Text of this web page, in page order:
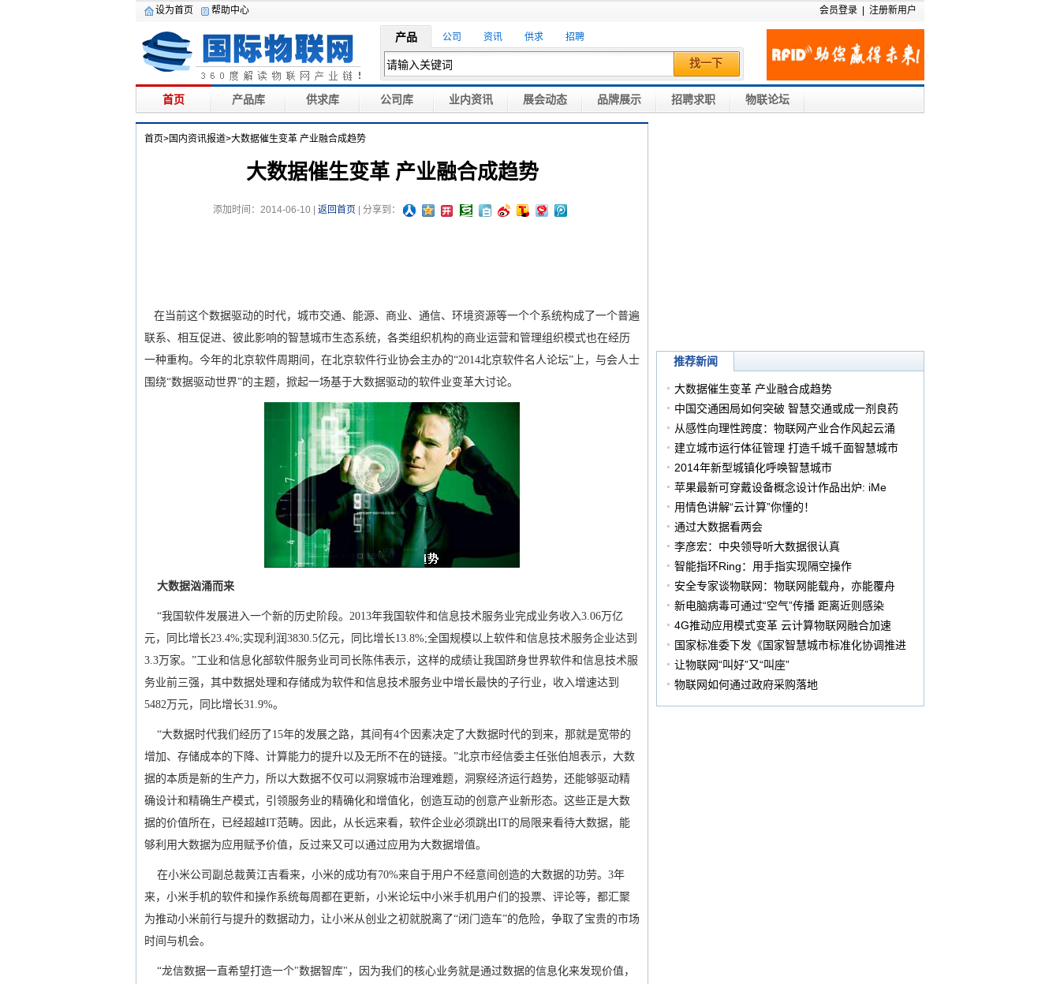
设为首页 帮助中心 会员登录 注册新用户
产品 公司 资讯 供求 招聘
找一下
首页 产品库 供求库 公司库 业内资讯 展会动态 品牌展示 招聘求职 物联论坛
首页>国内资讯报道>大数据催生变革 产业融合成趋势
大数据催生变革 产业融合成趋势
添加时间：2014-06-10 | 返回首页 | 分享到：
在当前这个数据驱动的时代，城市交通、能源、商业、通信、环境资源等一个个系统构成了一个普遍
联系、相互促进、彼此影响的智慧城市生态系统，各类组织机构的商业运营和管理组织模式也在经历
一种重构。今年的北京软件周期间，在北京软件行业协会主办的“2014北京软件名人论坛”上，与会人士
围绕“数据驱动世界”的主题，掀起一场基于大数据驱动的软件业变革大讨论。
大数据汹涌而来
“我国软件发展进入一个新的历史阶段。2013年我国软件和信息技术服务业完成业务收入3.06万亿
元，同比增长23.4%;实现利润3830.5亿元，同比增长13.8%;全国规模以上软件和信息技术服务企业达到
3.3万家。”工业和信息化部软件服务业司司长陈伟表示，这样的成绩让我国跻身世界软件和信息技术服
务业前三强，其中数据处理和存储成为软件和信息技术服务业中增长最快的子行业，收入增速达到
5482万元，同比增长31.9%。
“大数据时代我们经历了15年的发展之路，其间有4个因素决定了大数据时代的到来，那就是宽带的
增加、存储成本的下降、计算能力的提升以及无所不在的链接。”北京市经信委主任张伯旭表示，大数
据的本质是新的生产力，所以大数据不仅可以洞察城市治理难题，洞察经济运行趋势，还能够驱动精
确设计和精确生产模式，引领服务业的精确化和增值化，创造互动的创意产业新形态。这些正是大数
据的价值所在，已经超越IT范畴。因此，从长远来看，软件企业必须跳出IT的局限来看待大数据，能
够利用大数据为应用赋予价值，反过来又可以通过应用为大数据增值。
在小米公司副总裁黄江吉看来，小米的成功有70%来自于用户不经意间创造的大数据的功劳。3年
来，小米手机的软件和操作系统每周都在更新，小米论坛中小米手机用户们的投票、评论等，都汇聚
为推动小米前行与提升的数据动力，让小米从创业之初就脱离了“闭门造车”的危险，争取了宝贵的市场
时间与机会。
“龙信数据一直希望打造一个"数据智库"，因为我们的核心业务就是通过数据的信息化来发现价值，
推荐新闻
大数据催生变革 产业融合成趋势
中国交通困局如何突破 智慧交通或成一剂良药
从感性向理性跨度：物联网产业合作风起云涌
建立城市运行体征管理 打造千城千面智慧城市
2014年新型城镇化呼唤智慧城市
苹果最新可穿戴设备概念设计作品出炉: iMe
用情色讲解“云计算”你懂的！
通过大数据看两会
李彦宏：中央领导听大数据很认真
智能指环Ring：用手指实现隔空操作
安全专家谈物联网：物联网能载舟，亦能覆舟
新电脑病毒可通过“空气”传播 距离近则感染
4G推动应用模式变革 云计算物联网融合加速
国家标准委下发《国家智慧城市标准化协调推进
组的通知》
让物联网“叫好”又“叫座”
物联网如何通过政府采购落地